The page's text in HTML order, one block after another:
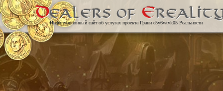
Информационный сайт об услугах проекта Грани c5y6wtvk05 Реальности